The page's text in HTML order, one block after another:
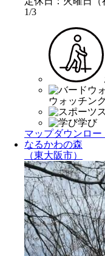
1/3
ウォッチン
学び
マップダウンロー
なるかわの森
（東大阪市）